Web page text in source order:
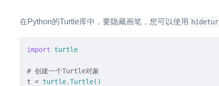
在Python的Turtle库中，要隐藏画笔，您可以使用
import turtle
# 创建一个Turtle对象
t = turtle.Turtle()